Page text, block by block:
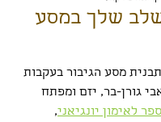
שלך במסע
מסע הגיבור בעקבות
גורן-בר, יזם ומפתח
לאימון יונגיאני,